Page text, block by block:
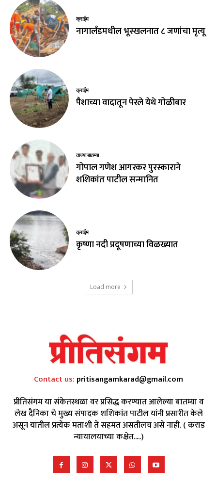
क्राईम
नागालँडमधील भूस्खलनात ८ जणांचा मृत्यू
क्राईम
पैशाच्या वादातून पेरले येथे गोळीबार
ताज्या बातम्या
गोपाल गणेश आगरकर पुरस्काराने
शशिकांत पाटील सन्मानित
क्राईम
कृष्णा नदी प्रदूषणाच्या विळख्यात
Load more
Contact us: pritisangamkarad@gmail.com
प्रीतिसंगम या संकेतस्थळा वर प्रसिद्ध करण्यात आलेल्या बातम्या व
लेख दैनिका चे मुख्य संपादक शशिकांत पाटील यांनी प्रसारीत केले
असून यातील प्रत्येक मताशी ते सहमत असतीलच असे नाही. ( कराड
न्यायालयाच्या कक्षेत.....)